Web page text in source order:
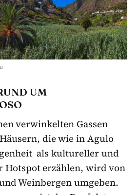
UM
verwinkelten Gassen
die wie in Agulo
als kultureller und
erzählen, wird von
Weinbergen umgeben.